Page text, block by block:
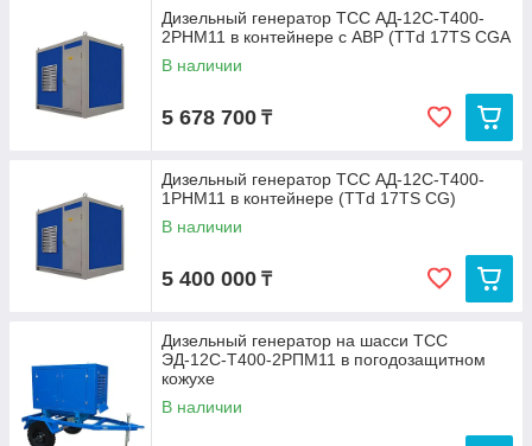
Дизельный генератор ТСС АД-12С-Т400-
2РНМ11 в контейнере с АВР (TTd 17TS CGA
В наличии
5 678 700 ₸
Дизельный генератор ТСС АД-12С-Т400-
1РНМ11 в контейнере (TTd 17TS CG)
В наличии
5 400 000 ₸
Дизельный генератор на шасси ТСС
ЭД-12С-Т400-2РПМ11 в погодозащитном
кожухе
В наличии